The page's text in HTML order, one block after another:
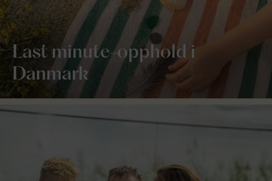
Last minute-opphold i
Danmark